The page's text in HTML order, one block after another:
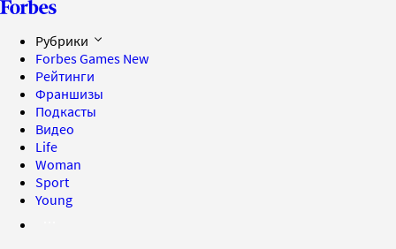
Рубрики
Forbes Games New
Рейтинги
Франшизы
Подкасты
Видео
Life
Woman
Sport
Young